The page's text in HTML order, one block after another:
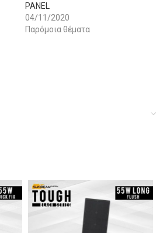
PANEL
04/11/2020
Παρόμοια θέματα